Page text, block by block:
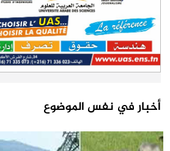
أخبار في نفس الموضوع